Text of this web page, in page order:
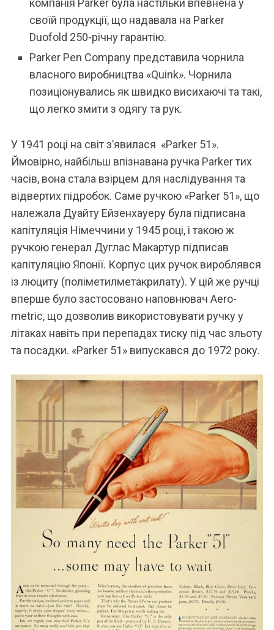
компанія Parker була настільки впевнена у
своїй продукції, що надавала на Parker
Duofold 250-річну гарантію.
Parker Pen Company представила чорнила
власного виробництва «Quink». Чорнила
позиціонувались як швидко висихаючі та такі,
що легко змити з одягу та рук.
У 1941 році на світ з’явилася «Parker 51».
Ймовірно, найбільш впізнавана ручка Parker тих
часів, вона стала взірцем для наслідування та
відвертих підробок. Саме ручкою «Parker 51», що
належала Дуайту Ейзенхауеру була підписана
капітуляція Німеччини у 1945 році, і такою ж
ручкою генерал Дуглас Макартур підписав
капітуляцію Японії. Корпус цих ручок вироблявся
із люциту (поліметилметакрилату). У цій же ручці
вперше було застосовано наповнювач Aero-
metric, що дозволив використовувати ручку у
літаках навіть при перепадах тиску під час зльоту
та посадки. «Parker 51» випускався до 1972 року.